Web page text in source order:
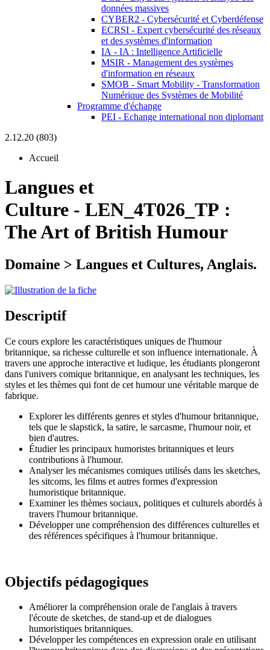
données massives
CYBER2 - Cybersécurité et Cyberdéfense
ECRSI - Expert cybersécurité des réseaux
et des systèmes d'information
IA - IA : Intelligence Artificielle
MSIR - Management des systèmes
d'information en réseaux
SMOB - Smart Mobility - Transformation
Numérique des Systèmes de Mobilité
Programme d'échange
PEI - Echange international non diplomant
2.12.20 (803)
Accueil
Langues et
Culture - LEN_4T026_TP :
The Art of British Humour
Domaine > Langues et Cultures, Anglais.
Descriptif
Ce cours explore les caractéristiques uniques de l'humour
britannique, sa richesse culturelle et son influence internationale. À
travers une approche interactive et ludique, les étudiants plongeront
dans l'univers comique britannique, en analysant les techniques, les
styles et les thèmes qui font de cet humour une véritable marque de
fabrique.
Explorer les différents genres et styles d'humour britannique,
tels que le slapstick, la satire, le sarcasme, l'humour noir, et
bien d'autres.
Étudier les principaux humoristes britanniques et leurs
contributions à l'humour.
Analyser les mécanismes comiques utilisés dans les sketches,
les sitcoms, les films et autres formes d'expression
humoristique britannique.
Examiner les thèmes sociaux, politiques et culturels abordés à
travers l'humour britannique.
Développer une compréhension des différences culturelles et
des références spécifiques à l'humour britannique.
Objectifs pédagogiques
Améliorer la compréhension orale de l'anglais à travers
l'écoute de sketches, de stand-up et de dialogues
humoristiques britanniques.
Développer les compétences en expression orale en utilisant